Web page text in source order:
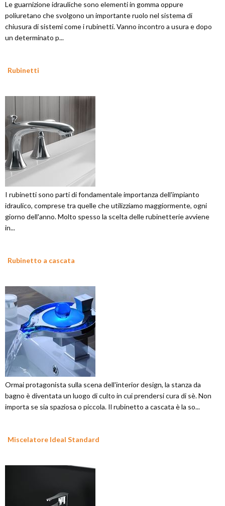
Le guarnizione idrauliche sono elementi in gomma oppure
poliuretano che svolgono un importante ruolo nel sistema di
chiusura di sistemi come i rubinetti. Vanno incontro a usura e dopo
un determinato p...
Rubinetti
I rubinetti sono parti di fondamentale importanza dell'impianto
idraulico, comprese tra quelle che utilizziamo maggiormente, ogni
giorno dell'anno. Molto spesso la scelta delle rubinetterie avviene
in...
Rubinetto a cascata
Ormai protagonista sulla scena dell'interior design, la stanza da
bagno è diventata un luogo di culto in cui prendersi cura di sè. Non
importa se sia spaziosa o piccola. Il rubinetto a cascata è la so...
Miscelatore Ideal Standard